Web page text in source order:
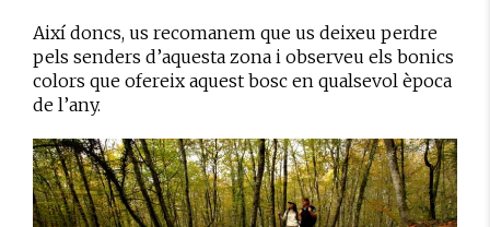
Així doncs, us recomanem que us deixeu perdre
pels senders d’aquesta zona i observeu els bonics
colors que ofereix aquest bosc en qualsevol època
de l’any.